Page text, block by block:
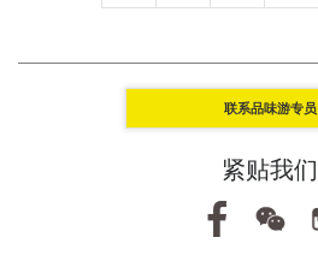
联系品味游专员
紧贴我们